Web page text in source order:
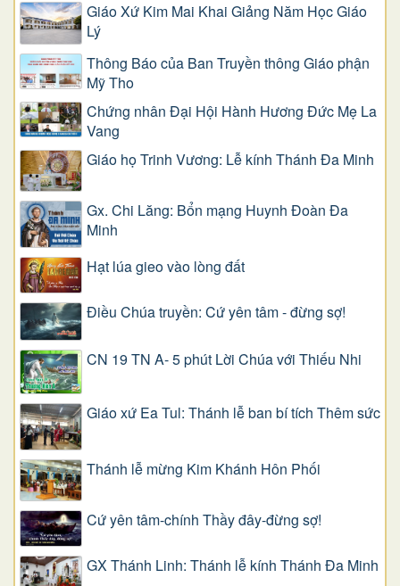
Giáo Xứ Kim Mai Khai Giảng Năm Học Giáo
Lý
Thông Báo của Ban Truyền thông Giáo phận
Mỹ Tho
Chứng nhân Đại Hội Hành Hương Đức Mẹ La
Vang
Giáo họ Trinh Vương: Lễ kính Thánh Đa Minh
Gx. Chi Lăng: Bổn mạng Huynh Đoàn Đa
Minh
Hạt lúa gieo vào lòng đất
Điều Chúa truyền: Cứ yên tâm - đừng sợ!
CN 19 TN A- 5 phút Lời Chúa với Thiếu Nhi
Giáo xứ Ea Tul: Thánh lễ ban bí tích Thêm sức
Thánh lễ mừng Kim Khánh Hôn Phối
Cứ yên tâm-chính Thầy đây-đừng sợ!
GX Thánh Linh: Thánh lễ kính Thánh Đa Minh